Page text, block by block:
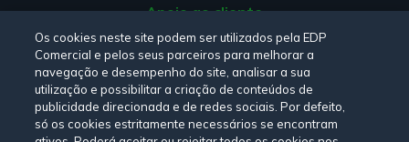
Apoio ao cliente
Origem da energia
Livro de reclamações
Consulte a nossa Política de privacidade, Política de cookies
Termos e CondiçõeseDeclaração de Acessibilidade.
Os cookies neste site podem ser utilizados pela EDP
Comercial e pelos seus parceiros para melhorar a
navegação e desempenho do site, analisar a sua
utilização e possibilitar a criação de conteúdos de
publicidade direcionada e de redes sociais. Por defeito,
só os cookies estritamente necessários se encontram